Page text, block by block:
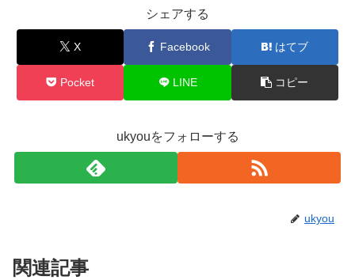
シェアする
X Facebook はてブ
Pocket LINE コピー
ukyouをフォローする
ukyou
関連記事